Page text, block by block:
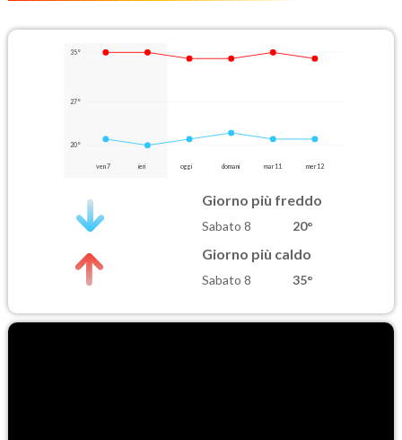
35°
27°
20°
ven 7 ieri oggi domani mar 11 mer 12
Giorno più freddo
Sabato 8 20°
Giorno più caldo
Sabato 8 35°